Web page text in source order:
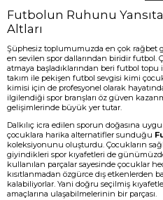
Futbolun Ruhunu
Altları
Şüphesiz toplumumuzda en çok
en sevilen spor dallarından biridir futbol.
atmaya başladıklarından beri futbol topu
takım ile pekişen futbol sevgisi kimi
kimisi için de profesyonel olarak
ilgilendiği spor branşları öz güven
gelişimlerinde büyük yer tutar.
Dalkılıç icra edilen sporun doğasına
çocuklara harika alternatifler sunduğu
koleksiyonunu oluşturdu. Çocukların
giyindikleri spor kıyafetleri de
kullanılan parçalar sayesinde çocuklar
kısıtlanmadan özgürce dış etkenlerden
kalabiliyorlar. Yani doğru seçilmiş
amaçlarına ulaşabilmelerinin bir parçası.